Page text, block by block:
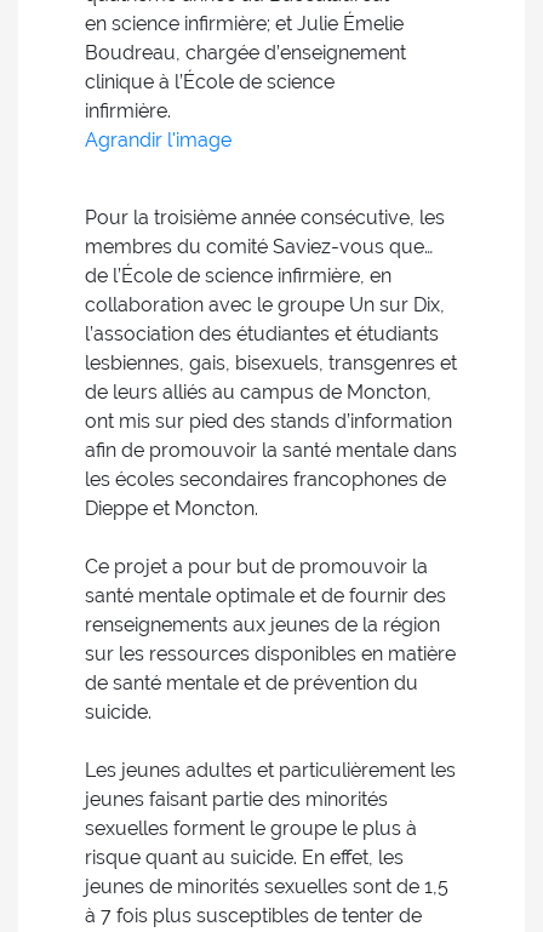
en science infirmière; et Julie Émelie
Boudreau, chargée d’enseignement
clinique à l’École de science
infirmière.
Agrandir l'image
Pour la troisième année consécutive, les
membres du comité Saviez-vous que…
de l’École de science infirmière, en
collaboration avec le groupe Un sur Dix,
l’association des étudiantes et étudiants
lesbiennes, gais, bisexuels, transgenres et
de leurs alliés au campus de Moncton,
ont mis sur pied des stands d’information
afin de promouvoir la santé mentale dans
les écoles secondaires francophones de
Dieppe et Moncton.
Ce projet a pour but de promouvoir la
santé mentale optimale et de fournir des
renseignements aux jeunes de la région
sur les ressources disponibles en matière
de santé mentale et de prévention du
suicide.
Les jeunes adultes et particulièrement les
jeunes faisant partie des minorités
sexuelles forment le groupe le plus à
risque quant au suicide. En effet, les
jeunes de minorités sexuelles sont de 1,5
à 7 fois plus susceptibles de tenter de